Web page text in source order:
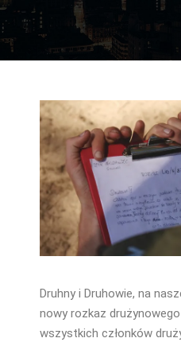
Druhny i Druhowie, na
nowy rozkaz drużynowego
wszystkich członków